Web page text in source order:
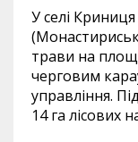
У селі
трави на
черговим
управління.
14 га лісових